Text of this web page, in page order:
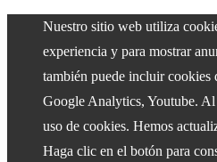
Nuestro sitio web utiliza
experiencia y para mostrar
también puede incluir cookies
Google Analytics, Youtube.
uso de cookies. Hemos
Haga clic en el botón para